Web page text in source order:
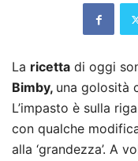
La ricetta di oggi
Bimby, una golosità
L’impasto è sulla
con qualche
alla ‘grandezza’. A